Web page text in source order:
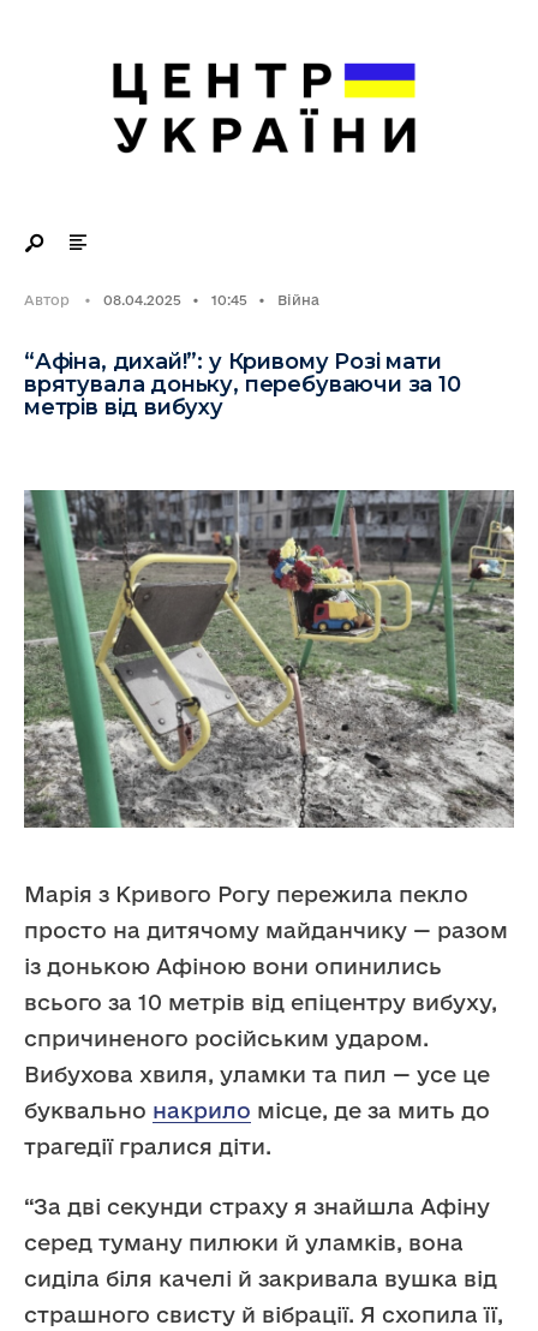
Автор • 08.04.2025 • 10:45 • Війна
“Афіна, дихай!”: у Кривому Розі мати
врятувала доньку, перебуваючи за 10
метрів від вибуху
Марія з Кривого Рогу пережила пекло
просто на дитячому майданчику — разом
із донькою Афіною вони опинились
всього за 10 метрів від епіцентру вибуху,
спричиненого російським ударом.
Вибухова хвиля, уламки та пил — усе це
буквально накрило місце, де за мить до
трагедії гралися діти.
“За дві секунди страху я знайшла Афіну
серед туману пилюки й уламків, вона
сиділа біля качелі й закривала вушка від
страшного свисту й вібрації. Я схопила її,